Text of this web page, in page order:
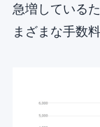
急増している
まざまな手数